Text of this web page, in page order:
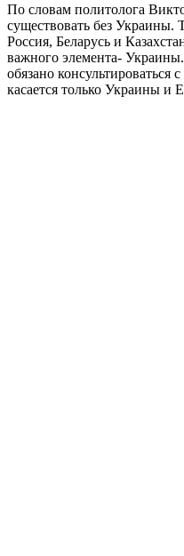
По словам политолога
существовать без Украины.
Россия, Беларусь и
важного элемента-
обязано консультироваться
касается только Украины и